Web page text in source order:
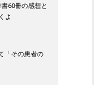
60冊の感想と
よ
「その患者の